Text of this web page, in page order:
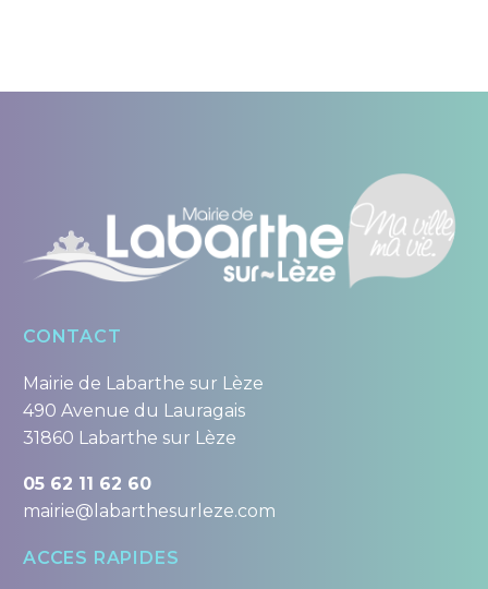
CONTACT
Mairie de Labarthe sur Lèze
490 Avenue du Lauragais
31860 Labarthe sur Lèze
05 62 11 62 60
mairie@labarthesurleze.com
ACCES RAPIDES